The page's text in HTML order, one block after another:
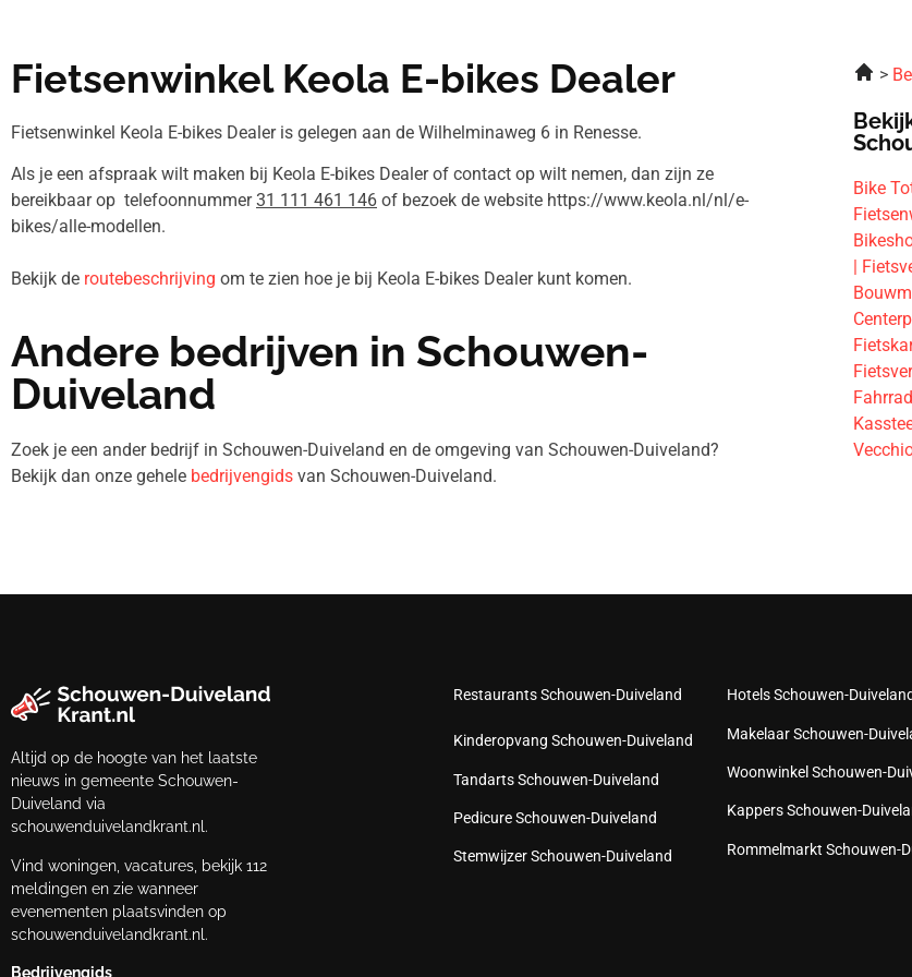
Fietsenwinkel Keola E-bikes Dealer
Fietsenwinkel Keola E-bikes Dealer is gelegen aan de Wilhelminaweg 6 in Renesse.
Als je een afspraak wilt maken bij Keola E-bikes Dealer of contact op wilt nemen, dan zijn ze
bereikbaar op telefoonnummer31 111 461 146 of bezoek de website https://www.keola.nl/nl/e-
bikes/alle-modellen.
Bekijk de routebeschrijving om te zien hoe je bij Keola E-bikes Dealer kunt komen.
Andere bedrijven in Schouwen-
Duiveland
Zoek je een ander bedrijf in Schouwen-Duiveland en de omgeving van Schouwen-Duiveland?
Bekijk dan onze gehele bedrijvengids van Schouwen-Duiveland.
Bike
|
Altijd op de hoogte van het laatste
nieuws in gemeente Schouwen-
Duiveland via
schouwenduivelandkrant.nl.
Vind woningen, vacatures, bekijk 112
meldingen en zie wanneer
evenementen plaatsvinden op
schouwenduivelandkrant.nl.
Bedrijvengids
Restaurants Schouwen-Duiveland
Kinderopvang Schouwen-Duiveland
Tandarts Schouwen-Duiveland
Pedicure Schouwen-Duiveland
Stemwijzer Schouwen-Duiveland
Hotels Schouwen-
Makelaar Schouwen-
Woonwinkel Schouwen-
Kappers Schouwen-
Rommelmarkt Schouwen-